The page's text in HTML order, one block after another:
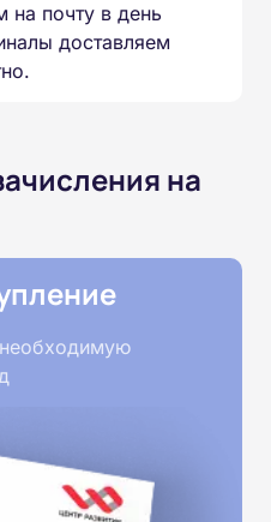
на почту в день
доставляем
на